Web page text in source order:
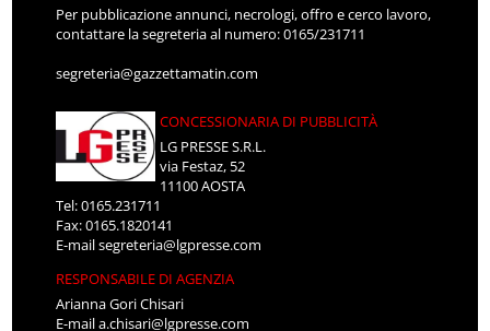
Per pubblicazione annunci, necrologi, offro e cerco lavoro,
contattare la segreteria al numero: 0165/231711
segreteria@gazzettamatin.com
CONCESSIONARIA DI PUBBLICITÀ
LG PRESSE S.R.L.
via Festaz, 52
11100 AOSTA
Tel: 0165.231711
Fax: 0165.1820141
E-mailsegreteria@lgpresse.com
RESPONSABILE DI AGENZIA
Arianna Gori Chisari
E-maila.chisari@lgpresse.com